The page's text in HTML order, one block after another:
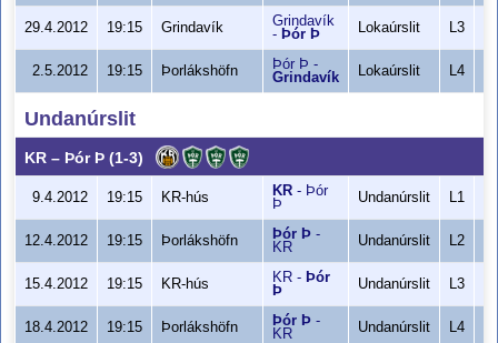
29.4.2012 19:15 Grindavík
Grindavík
- Þór Þ Lokaúrslit L3
2.5.2012 19:15 Þorlákshöfn Þór Þ -
Grindavík
Lokaúrslit L4
Undanúrslit
KR – Þór Þ (1-3)
9.4.2012 19:15 KR-hús KR - Þór
Þ
Undanúrslit L1
12.4.2012 19:15 Þorlákshöfn Þór Þ -
KR
Undanúrslit L2
15.4.2012 19:15 KR-hús KR - Þór
Þ
Undanúrslit L3
18.4.2012 19:15 Þorlákshöfn Þór Þ -
KR
Undanúrslit L4